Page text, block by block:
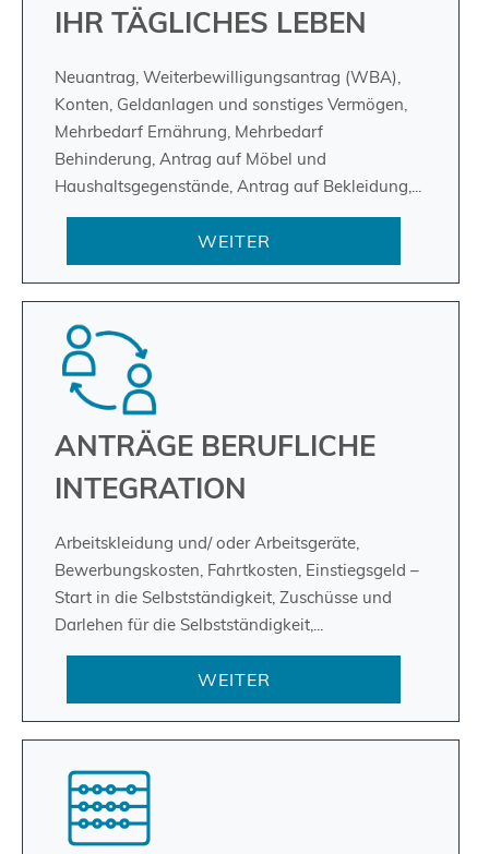
IHR TÄGLICHES LEBEN
Neuantrag, Weiterbewilligungsantrag (WBA),
Konten, Geldanlagen und sonstiges Vermögen,
Mehrbedarf Ernährung, Mehrbedarf
Behinderung, Antrag auf Möbel und
Haushaltsgegenstände, Antrag auf Bekleidung,...
WEITER
ANTRÄGE BERUFLICHE
INTEGRATION
Arbeitskleidung und/ oder Arbeitsgeräte,
Bewerbungskosten, Fahrtkosten, Einstiegsgeld –
Start in die Selbstständigkeit, Zuschüsse und
Darlehen für die Selbstständigkeit,...
WEITER